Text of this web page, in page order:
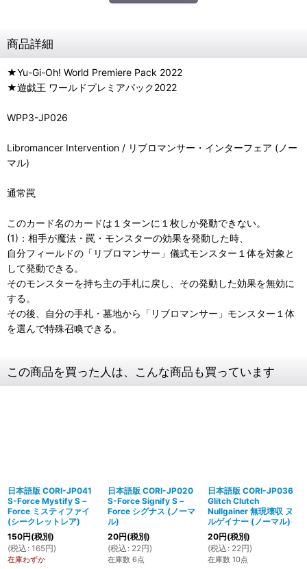
商品詳細
★Yu-Gi-Oh! World Premiere Pack 2022
★遊戯王 ワールドプレミアパック2022
WPP3-JP026
Libromancer Intervention / リブロマンサー・インターフェア (ノー
マル)
通常罠
このカード名のカードは１ターンに１枚しか発動できない。
(1)：相手が魔法・罠・モンスターの効果を発動した時、
自分フィールドの「リブロマンサー」儀式モンスター１体を対象と
して発動できる。
そのモンスターを持ち主の手札に戻し、その発動した効果を無効に
する。
その後、自分の手札・墓地から「リブロマンサー」モンスター１体
を選んで特殊召喚できる。
この商品を買った人は、こんな商品も買っています
日本語版 CORI-JP041
S-Force Mystify S－
Force ミスティファイ
(シークレットレア)
150円(税別)
(税込 : 165円)
在庫わずか
日本語版 CORI-JP020
S-Force Signify S－
Force シグナス (ノーマ
ル)
20円(税別)
(税込 : 22円)
在庫数 6点
日本語版 CORI-JP036
Glitch Clutch
Nullgainer 無現壊収 ヌ
ルゲイナー (ノーマル)
20円(税別)
(税込 : 22円)
在庫数 10点